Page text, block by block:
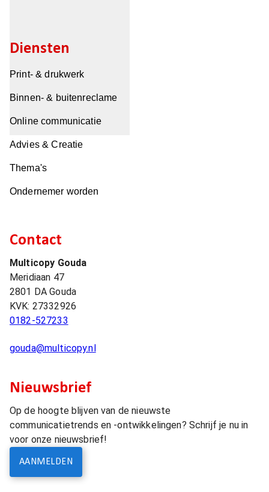
Diensten
Print- & drukwerk
Binnen- & buitenreclame
Online communicatie
Advies & Creatie
Thema's
Ondernemer worden
Contact
Multicopy Gouda
Meridiaan 47
2801 DA Gouda
KVK: 27332926
0182-527233
gouda@multicopy.nl
Nieuwsbrief
Op de hoogte blijven van de nieuwste
communicatietrends en -ontwikkelingen? Schrijf je nu in
voor onze nieuwsbrief!
AANMELDEN